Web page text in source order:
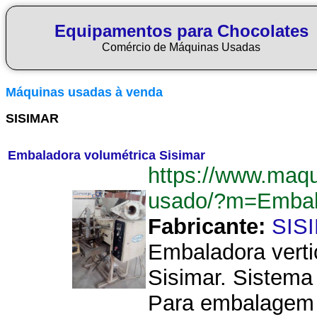
Equipamentos para Chocolates
Comércio de Máquinas Usadas
Máquinas usadas à venda
SISIMAR
Embaladora volumétrica Sisimar
https://
usado/
Fabricante:
Embaladora
Sisimar.
Para